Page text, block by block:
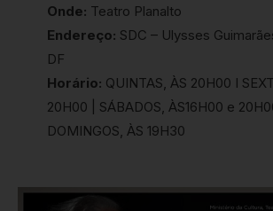
Onde: Teatro Planalto
Endereço: SDC – Ulysses
DF
Horário: QUINTAS, ÀS 20H00 I
20H00 | SÁBADOS, ÀS16H00 e
DOMINGOS, ÀS 19H30